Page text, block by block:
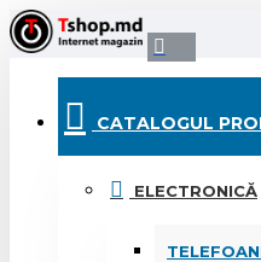
CATALOGUL
ELECTRONICĂ